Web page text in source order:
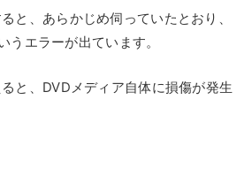
と、あらかじめ伺っていたとおり、
エラーが出ています。
と、DVDメディア自体に損傷が発生